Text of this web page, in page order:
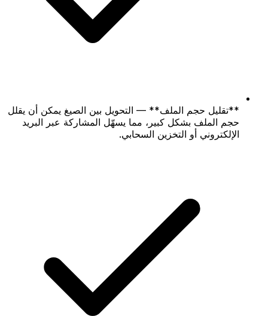
**تقليل حجم الملف** — التحويل بين الصيغ يمكن أن يقلل
حجم الملف بشكل كبير، مما يسهّل المشاركة عبر البريد
الإلكتروني أو التخزين السحابي.